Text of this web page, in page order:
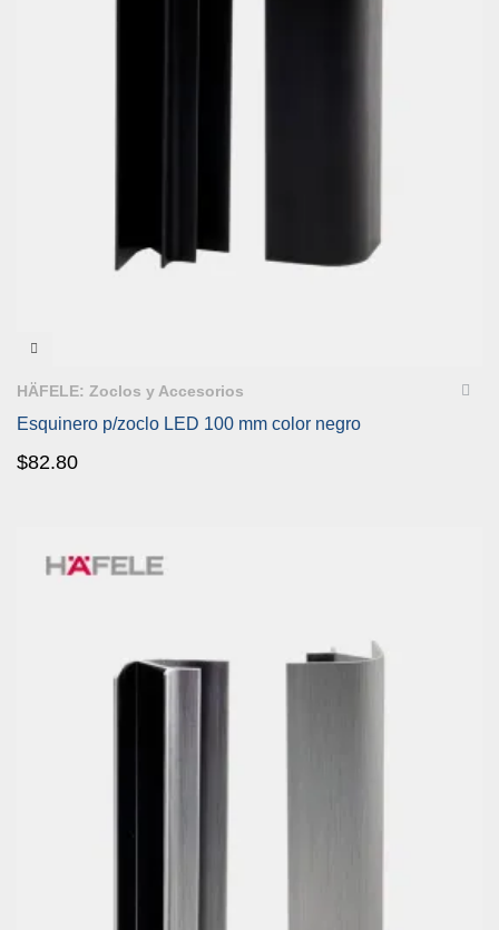
HÄFELE: Zoclos y Accesorios
Esquinero p/zoclo LED 100 mm color negro
$82.80